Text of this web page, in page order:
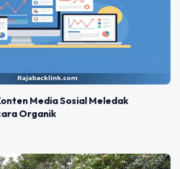
Media Sosial Meledak
Organik